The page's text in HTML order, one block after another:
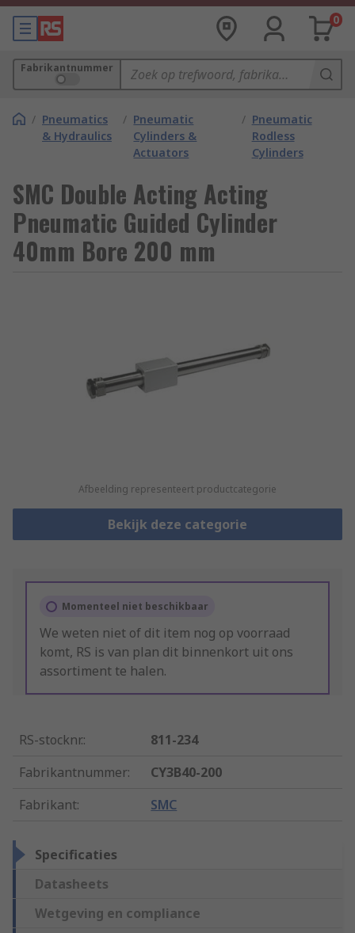
0
Fabrikantnummer
/ Pneumatics
& Hydraulics
/ Pneumatic
Cylinders &
Actuators
/ Pneumatic
Rodless
Cylinders
SMC Double Acting Acting
Pneumatic Guided Cylinder
40mm Bore 200 mm
Afbeelding representeert productcategorie
Bekijk deze categorie
Momenteel niet beschikbaar
We weten niet of dit item nog op voorraad
komt, RS is van plan dit binnenkort uit ons
assortiment te halen.
RS-stocknr.:
811-234
Fabrikantnummer:
CY3B40-200
Fabrikant: SMC
Specificaties
Datasheets
Wetgeving en compliance